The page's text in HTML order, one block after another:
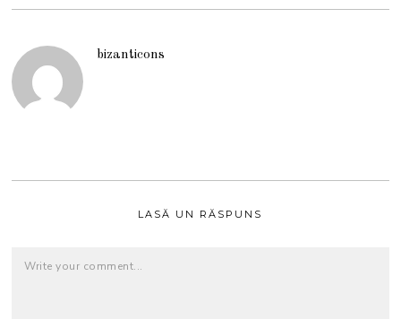
bizanticons
LASĂ UN RĂSPUNS